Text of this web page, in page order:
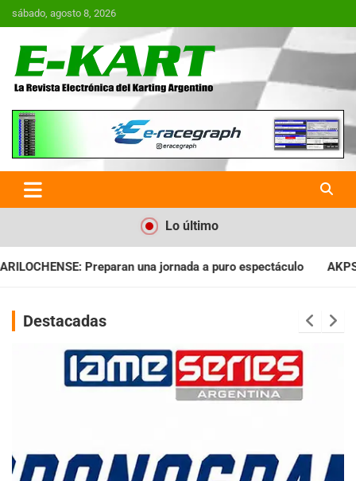
Saltar
al
sábado, agosto 8, 2026
E-Kart.com.ar | La Revista
Electrónica del Karting en
Argentina
Lo último
a puro espectáculo AKPS: Intervino la IGJ y oficializó
Destacadas